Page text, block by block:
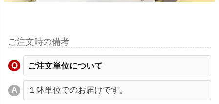
ご注文時の備考
ご注文単位について
１鉢単位でのお届けです。